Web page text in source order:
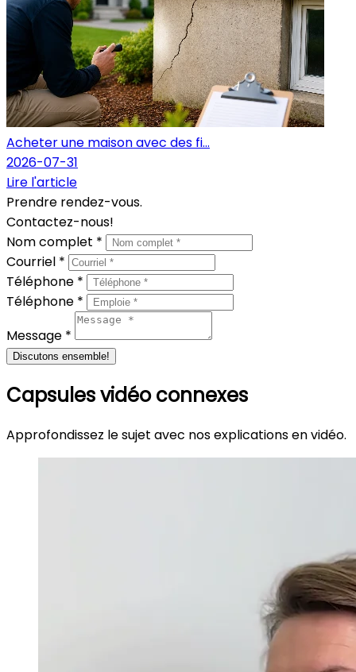
Acheter une maison avec des fi...
2026-07-31
Lire l'article
Prendre rendez-vous.
Contactez-nous!
Nom complet *
Courriel *
Téléphone *
Téléphone *
Message *
Discutons ensemble!
Capsules vidéo connexes
Approfondissez le sujet avec nos explications en vidéo.